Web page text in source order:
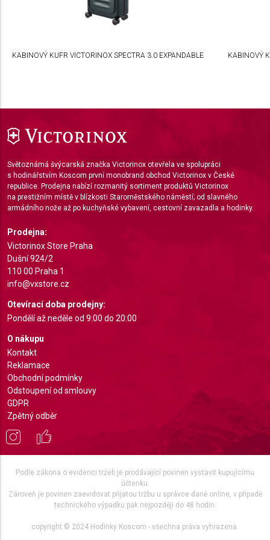
KABINOVÝ KUFR VICTORINOX SPECTRA 3.0 EXPANDABLE KABINOVÝ
Světoznámá švýcarská značka Victorinox otevřela ve spolupráci
s hodinářstvím Koscom první monobrand obchod Victorinox v České
republice. Prodejna nabízí rozmanitý sortiment produktů Victorinox
na prestižním místě v blízkosti Staroměstského náměstí; od slavného
armádního nože až po kuchyňské vybavení, cestovní zavazadla a hodinky.
Prodejna:
Victorinox Store Praha
Dušní 924/2
110 00 Praha 1
info@vxstore.cz
Otevírací doba prodejny:
Pondělí až neděle od 9:00 do 20:00
O nákupu
Kontakt
Reklamace
Obchodní podmínky
Odstoupení od smlouvy
GDPR
Zpětný odběr
Podle zákona o evidenci tržeb je prodávající povinen vystavit kupujícímu
účtenku.
Zároveň je povinen zaevidovat přijatou tržbu u správce daně online, v případě
technického výpadku pak nejpozději do 48 hodin.
copyright © 2024 Hodinky Koscom - všechna práva vyhrazena.
Develop and improve services
Identify devices based on information actively
Non-IAB processing purposes:
Performance
Functional
Advertising